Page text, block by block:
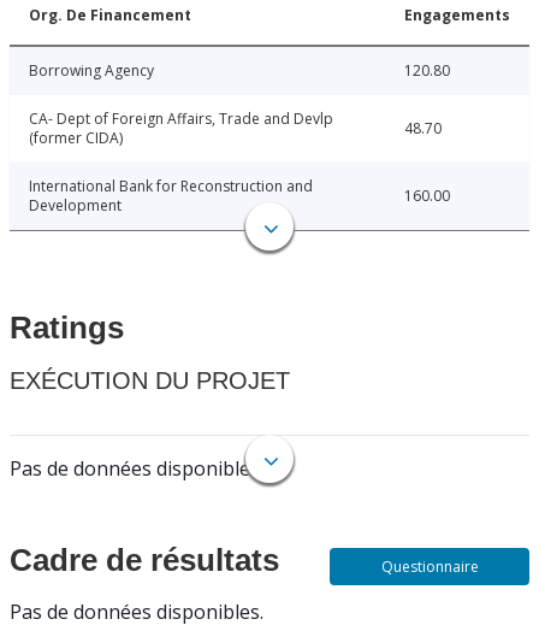
Org. De Financement Engagements
Borrowing Agency 120.80
CA- Dept of Foreign Affairs, Trade and Devlp
(former CIDA)
48.70
International Bank for Reconstruction and
Development
160.00
Ratings
EXÉCUTION DU PROJET
Pas de données disponibles.
Cadre de résultats
Pas de données disponibles.
Questionnaire